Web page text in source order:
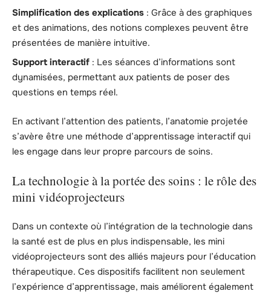
Simplification des explications : Grâce à des graphiques
et des animations, des notions complexes peuvent être
présentées de manière intuitive.
Support interactif : Les séances d’informations sont
dynamisées, permettant aux patients de poser des
questions en temps réel.
En activant l’attention des patients, l’anatomie projetée
s’avère être une méthode d’apprentissage interactif qui
les engage dans leur propre parcours de soins.
La technologie à la portée des soins : le rôle des
mini vidéoprojecteurs
Dans un contexte où l’intégration de la technologie dans
la santé est de plus en plus indispensable, les mini
vidéoprojecteurs sont des alliés majeurs pour l’éducation
thérapeutique. Ces dispositifs facilitent non seulement
l’expérience d’apprentissage, mais améliorent également